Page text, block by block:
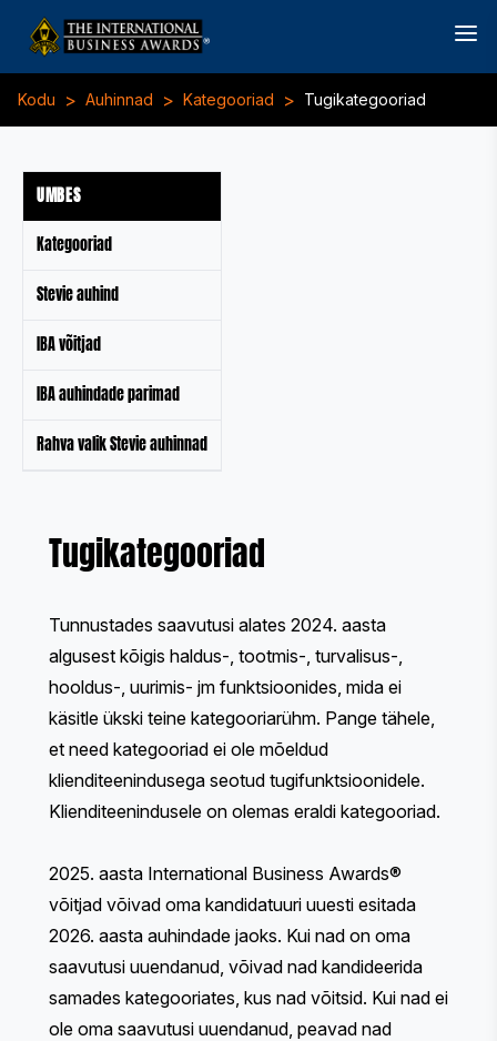
Kodu > Auhinnad > Kategooriad > Tugikategooriad
UMBES
Kategooriad
Stevie auhind
IBA võitjad
IBA auhindade parimad
Rahva valik Stevie auhinnad
Tugikategooriad
Tunnustades saavutusi alates 2024. aasta
algusest kõigis haldus-, tootmis-, turvalisus-,
hooldus-, uurimis- jm funktsioonides, mida ei
käsitle ükski teine kategooriarühm. Pange tähele,
et need kategooriad ei ole mõeldud
klienditeenindusega seotud tugifunktsioonidele.
Klienditeenindusele on olemas eraldi kategooriad.
2025. aasta International Business Awards®
võitjad võivad oma kandidatuuri uuesti esitada
2026. aasta auhindade jaoks. Kui nad on oma
saavutusi uuendanud, võivad nad kandideerida
samades kategooriates, kus nad võitsid. Kui nad ei
ole oma saavutusi uuendanud, peavad nad